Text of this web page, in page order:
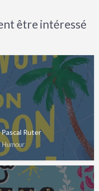
être intéressé
Ruter
Humour